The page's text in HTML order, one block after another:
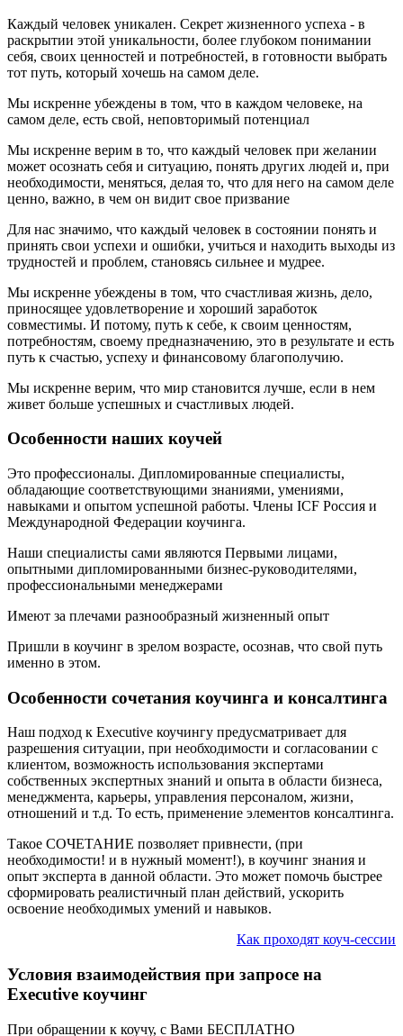
Каждый человек уникален. Секрет жизненного успеха - в
раскрытии этой уникальности, более глубоком понимании
себя, своих ценностей и потребностей, в готовности выбрать
тот путь, который хочешь на самом деле.
Мы искренне убеждены в том, что в каждом человеке, на
самом деле, есть свой, неповторимый потенциал
Мы искренне верим в то, что каждый человек при желании
может осознать себя и ситуацию, понять других людей и, при
необходимости, меняться, делая то, что для него на самом деле
ценно, важно, в чем он видит свое призвание
Для нас значимо, что каждый человек в состоянии понять и
принять свои успехи и ошибки, учиться и находить выходы из
трудностей и проблем, становясь сильнее и мудрее.
Мы искренне убеждены в том, что счастливая жизнь, дело,
приносящее удовлетворение и хороший заработок
совместимы. И потому, путь к себе, к своим ценностям,
потребностям, своему предназначению, это в результате и есть
путь к счастью, успеху и финансовому благополучию.
Мы искренне верим, что мир становится лучше, если в нем
живет больше успешных и счастливых людей.
Особенности наших коучей
Это профессионалы. Дипломированные специалисты,
обладающие соответствующими знаниями, умениями,
навыками и опытом успешной работы. Члены ICF Россия и
Международной Федерации коучинга.
Наши специалисты сами являются Первыми лицами,
опытными дипломированными бизнес-руководителями,
профессиональными менеджерами
Имеют за плечами разнообразный жизненный опыт
Пришли в коучинг в зрелом возрасте, осознав, что свой путь
именно в этом.
Особенности сочетания коучинга и консалтинга
Наш подход к Executive коучингу предусматривает для
разрешения ситуации, при необходимости и согласовании с
клиентом, возможность использования экспертами
собственных экспертных знаний и опыта в области бизнеса,
менеджмента, карьеры, управления персоналом, жизни,
отношений и т.д. То есть, применение элементов консалтинга.
Такое СОЧЕТАНИЕ позволяет привнести, (при
необходимости! и в нужный момент!), в коучинг знания и
опыт эксперта в данной области. Это может помочь быстрее
сформировать реалистичный план действий, ускорить
освоение необходимых умений и навыков.
Как проходят коуч-сессии
Условия взаимодействия при запросе на
Executive коучинг
При обращении к коучу, с Вами БЕСПЛАТНО